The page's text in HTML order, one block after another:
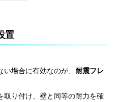
置
場合に有効なのが、 耐震フレ
取り付け、壁と同等の耐力を確